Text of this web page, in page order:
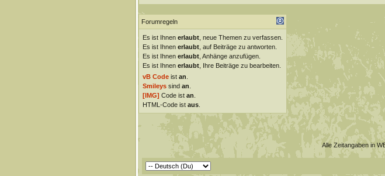
Forumregeln
Es ist Ihnen erlaubt, neue Themen zu verfassen.
Es ist Ihnen erlaubt, auf Beiträge zu antworten.
Es ist Ihnen erlaubt, Anhänge anzufügen.
Es ist Ihnen erlaubt, Ihre Beiträge zu bearbeiten.
vB Codeist an
Smileyssind an
[IMG] Code ist an
HTML-Code ist aus.
Alle Zeitangaben in